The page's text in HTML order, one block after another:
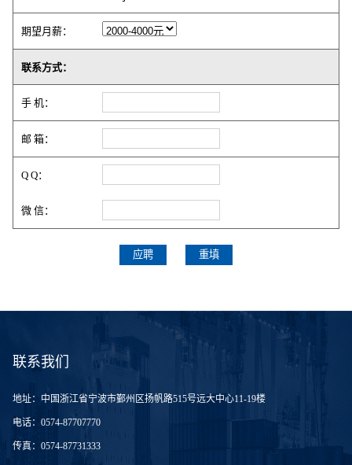
期望月薪：
联系方式：
手 机：
邮 箱：
Q Q：
微 信：
联系我们
地址： 中国浙江省宁波市鄞州区扬帆路515号远大中心11-19楼
电话： 0574-87707770
传真： 0574-87731333